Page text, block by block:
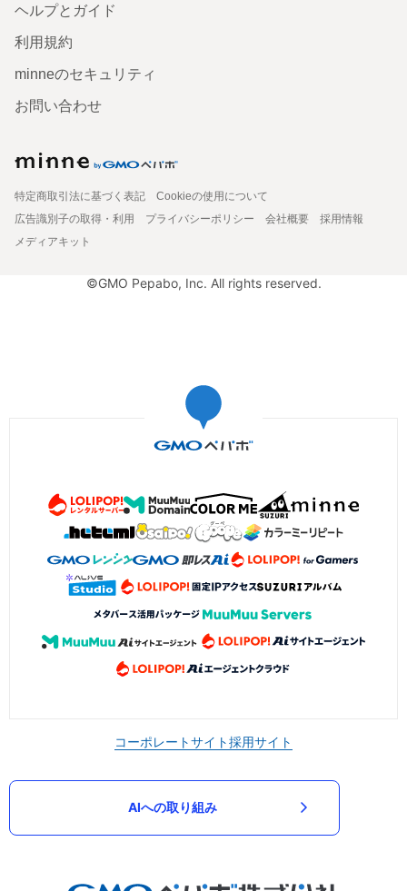
ヘルプとガイド
利用規約
minneのセキュリティ
お問い合わせ
特定商取引法に基づく表記
Cookieの使用について
広告識別子の取得・利用
プライバシーポリシー 会社概要
採用情報
メディアキット
©GMO Pepabo, Inc. All rights reserved.
コーポレートサイト採用サイト
AIへの取り組み